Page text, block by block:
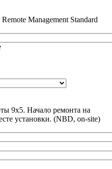
Management Standard
9х5. Начало ремонта на
установки. (NBD, on-site)